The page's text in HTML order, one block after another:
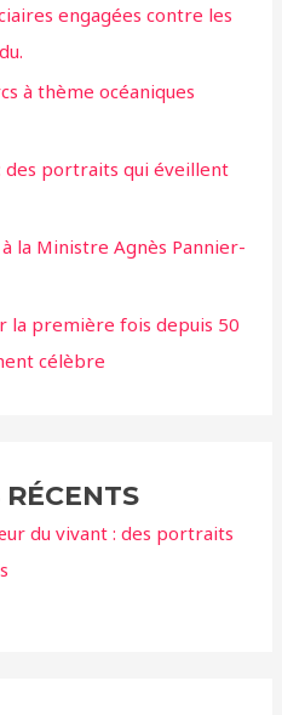
engagées contre les
à thème océaniques
des portraits qui éveillent
la Ministre Agnès Pannier-
la première fois depuis 50
célèbre
du vivant : des portraits